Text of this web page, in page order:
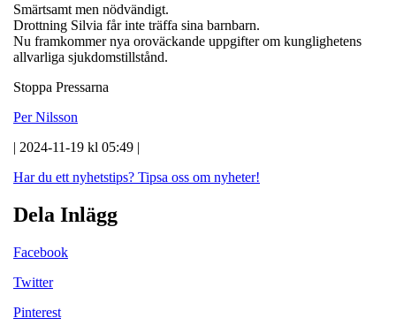
Smärtsamt men nödvändigt.
Drottning Silvia får inte träffa sina barnbarn.
Nu framkommer nya oroväckande uppgifter om kunglighetens
allvarliga sjukdomstillstånd.
Stoppa Pressarna
Per Nilsson
| 2024-11-19 kl 05:49 |
Har du ett nyhetstips? Tipsa oss om nyheter!
Dela Inlägg
Facebook
Twitter
Pinterest